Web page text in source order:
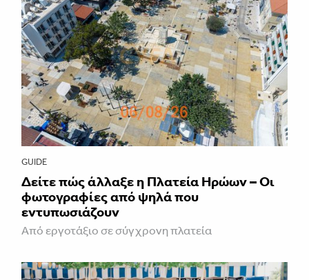
GUIDE
Δείτε πώς άλλαξε η Πλατεία Ηρώων – Οι
φωτογραφίες από ψηλά που
εντυπωσιάζουν
Από εργοτάξιο σε σύγχρονη πλατεία